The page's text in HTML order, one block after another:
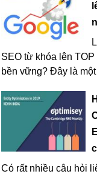
SEO từ khóa lên
bền vững? Đây là một
Có rất nhiều câu hỏi